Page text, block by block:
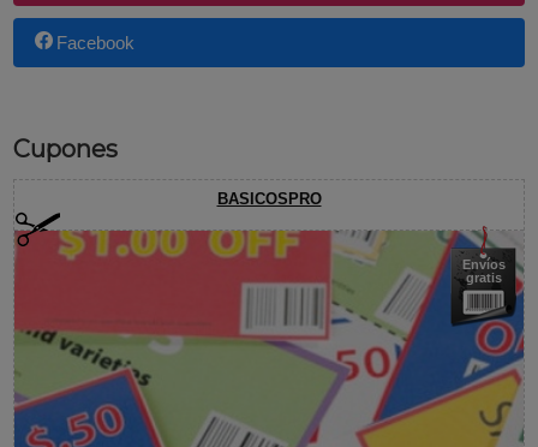
Facebook
Cupones
BASICOSPRO
Envíos
gratis